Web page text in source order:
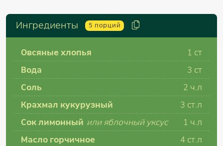
Ингредиенты 5 порций
Овсяные хлопья 1 ст
Вода
3 ст
Соль
2 ч.л
Крахмал кукурузный
3 ст.л
Сок лимонный или яблочный уксус 1 ч.л
Масло горчичное
4 ст.л